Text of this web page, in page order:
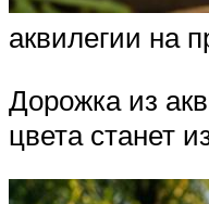
аквилегии на
Дорожка из
цвета станет